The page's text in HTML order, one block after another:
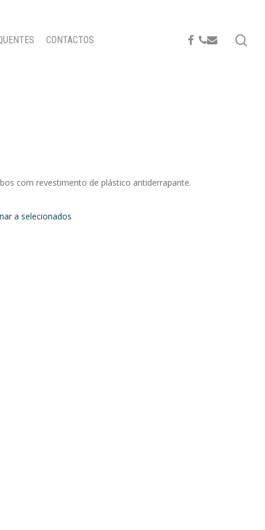
CONTACTOS FACEBOOK
PHONE
EMAIL
com revestimento de plástico antiderrapante.
a selecionados